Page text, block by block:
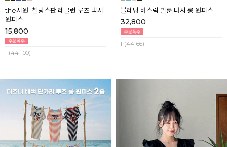
the시원_찰랑스판 레글런 루즈 맥시
원피스
15,800
F(44-100)
블레닝 바스락 벌룬 나시 롱 원피스
32,800
F(44-66)